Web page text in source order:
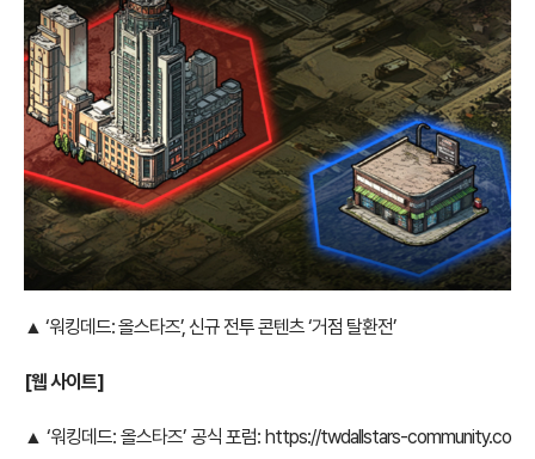
▲ ‘워킹데드: 올스타즈’, 신규 전투 콘텐츠 ‘거점 탈환전’
[웹 사이트]
▲ ‘워킹데드: 올스타즈’ 공식 포럼: https://twdallstars-community.co